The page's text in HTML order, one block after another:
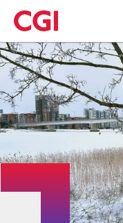
Skip
to
main
content